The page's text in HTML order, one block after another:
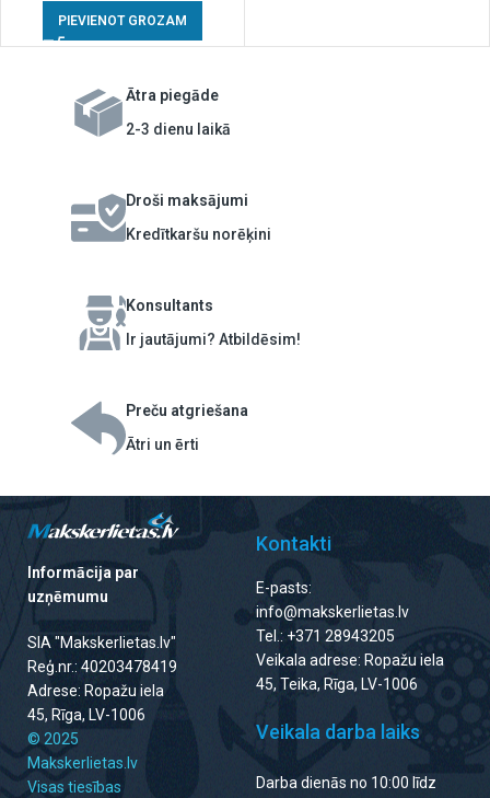
PIEVIENOT GROZAM
Ātra piegāde
2-3 dienu laikā
Droši maksājumi
Kredītkaršu norēķini
Konsultants
Ir jautājumi? Atbildēsim!
Preču atgriešana
Ātri un ērti
Informācija par
uzņēmumu
SIA "Makskerlietas.lv"
Reģ.nr.: 40203478419
Adrese: Ropažu iela
45, Rīga, LV-1006
© 2025
Makskerlietas.lv
Visas tiesības
Kontakti
E-pasts:
info@makskerlietas.lv
Tel.: +371 28943205
Veikala adrese: Ropažu iela
45, Teika, Rīga, LV-1006
Veikala darba laiks
Darba dienās no 10:00 līdz